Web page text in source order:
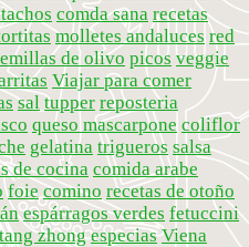
comda sana recetas
molletes andaluces red
de olivo picos veggie
Viajar para comer
sal tupper reposteria
queso mascarpone coliflor
gelatina trigueros salsa
de cocina comida arabe
foie comino recetas de otoño
espárragos verdes fetuccini
tang zhong especias Viena